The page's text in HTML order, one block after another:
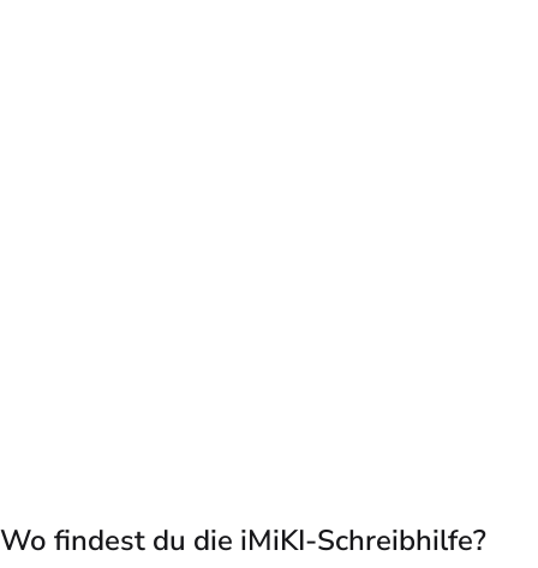
Wo findest du die iMiKI-Schreibhilfe?